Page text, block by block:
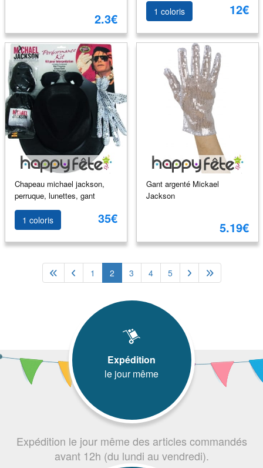
2.3€ 1 coloris 12€
Chapeau michael jackson,
perruque, lunettes, gant
1 coloris 35€
Gant argenté Mickael
Jackson
5.19€
1 2 3 4 5
Expédition
le jour même
Expédition le jour même des articles commandés
avant 12h (du lundi au vendredi).